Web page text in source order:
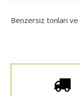
Benzersiz tonları ve